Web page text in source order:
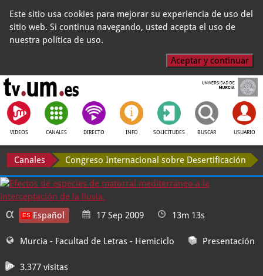
Este sitio usa cookies para mejorar su experiencia de uso del
sitio web. Si continua navegando, usted acepta el uso de
nuestra política de uso.
Aceptar y continuar
VIDEOS CANALES DIRECTO INFO SOLICITUDES BUSCAR USUARIO
Canales Congreso Internacional sobre Desertificación
Español 17 Sep 2009 13m 13s
Murcia - Facultad de Letras - Hemiciclo Presentación
3.377 visitas